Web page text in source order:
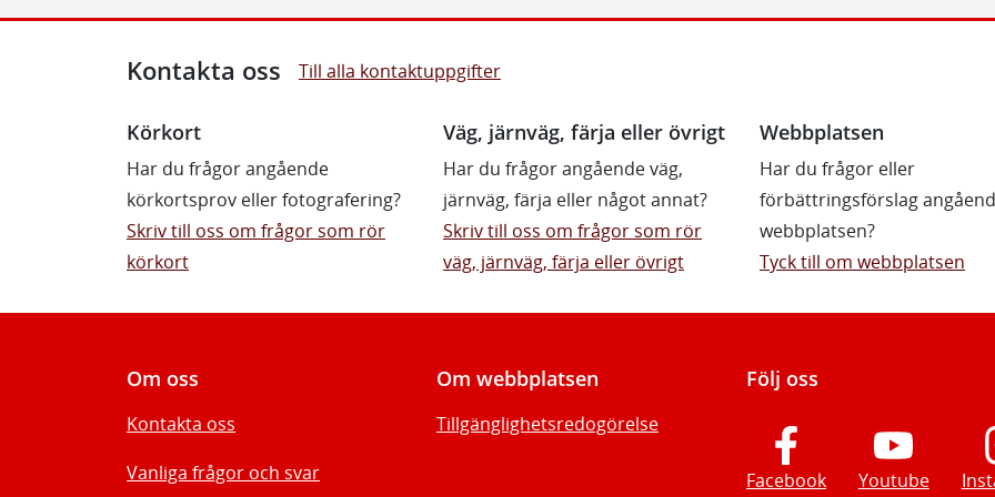
Kontakta oss Till alla kontaktuppgifter
Körkort
Har du frågor angående
körkortsprov eller fotografering?
Skriv till oss om frågor som rör
körkort
Väg, järnväg, färja eller övrigt
Har du frågor angående väg,
järnväg, färja eller något annat?
Skriv till oss om frågor som rör
väg, järnväg, färja eller övrigt
Webbplatsen
Har du frågor eller
förbättringsförslag
webbplatsen?
Tyck till om webbplatsen
Om oss
Kontakta oss
Vanliga frågor och svar
Om webbplatsen
Tillgänglighetsredogörelse
Följ oss
Facebook Youtube